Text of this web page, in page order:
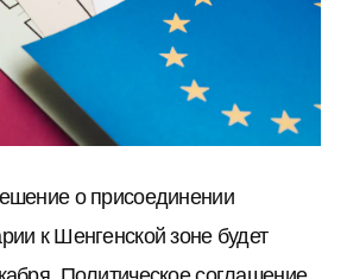
о присоединении
к Шенгенской зоне будет